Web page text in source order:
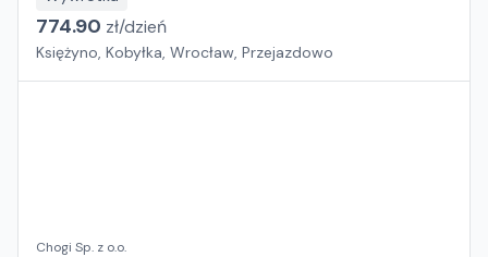
774.90 zł/dzień
Księżyno, Kobyłka, Wrocław, Przejazdowo
Chogi Sp. z o.o.